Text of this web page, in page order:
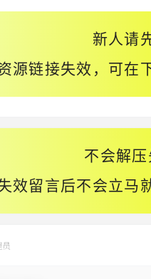
新人请
源链接失效，可在
不会解
效留言后不会立马